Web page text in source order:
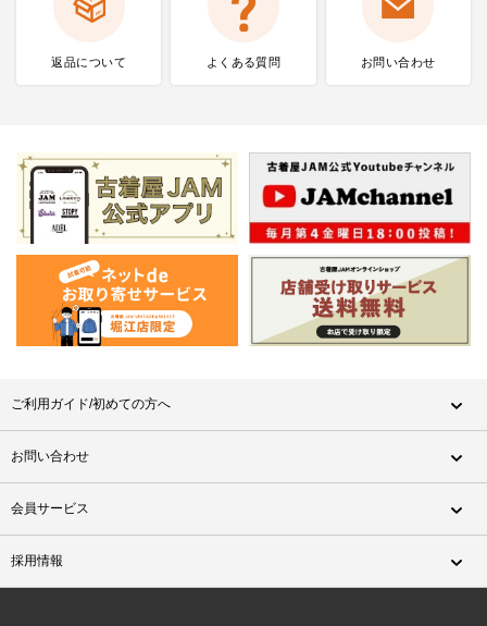
返品について よくある質問 お問い合わせ
ご利用ガイド/初めての方へ
お問い合わせ
会員サービス
採用情報